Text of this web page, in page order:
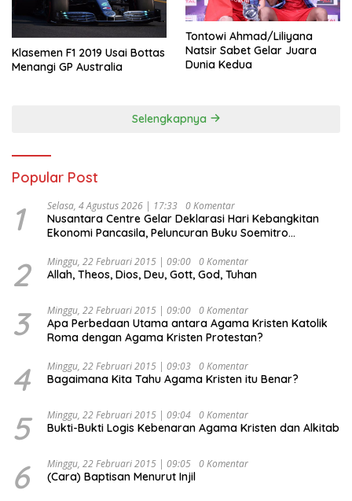
Klasemen F1 2019 Usai Bottas
Menangi GP Australia
Tontowi Ahmad/Liliyana
Natsir Sabet Gelar Juara
Dunia Kedua
Selengkapnya
Popular Post
1 Selasa, 4 Agustus 2026 | 17:33 0 Komentar
Nusantara Centre Gelar Deklarasi Hari Kebangkitan
Ekonomi Pancasila, Peluncuran Buku Soemitro
Ekonomi Politik Indonesia) & Simposium Nasional
“Urgensi Undang-Undang Perekonomian Nasional dan
Indonesia Emas 2045”,
2 Minggu, 22 Februari 2015 | 09:00 0 Komentar
Allah, Theos, Dios, Deu, Gott, God, Tuhan
3 Minggu, 22 Februari 2015 | 09:00 0 Komentar
Apa Perbedaan Utama antara Agama Kristen Katolik
Roma dengan Agama Kristen Protestan?
4 Minggu, 22 Februari 2015 | 09:03 0 Komentar
Bagaimana Kita Tahu Agama Kristen itu Benar?
5 Minggu, 22 Februari 2015 | 09:04 0 Komentar
Bukti-Bukti Logis Kebenaran Agama Kristen dan Alkitab
6 Minggu, 22 Februari 2015 | 09:05 0 Komentar
(Cara) Baptisan Menurut Injil